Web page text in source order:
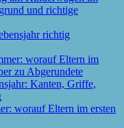
richtig
worauf Eltern im ersten